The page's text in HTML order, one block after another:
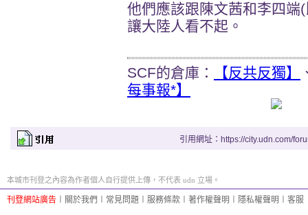
他們應該跟陳文茜和李四端
讓大陸人看不起。
SCF的倉庫： 【反共反獨】
每事報*】
引用網址：https://city.udn.com/
本城市刊登之內容為作者個人自行提供上傳，不代表 udn 立場。
刊登網站廣告 關於我們 常見問題 服務條款 著作權聲明 隱私權聲明 客服